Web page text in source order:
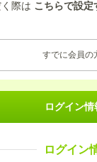
際は こちらで設定
すでに会員の
ログイン
ログイン